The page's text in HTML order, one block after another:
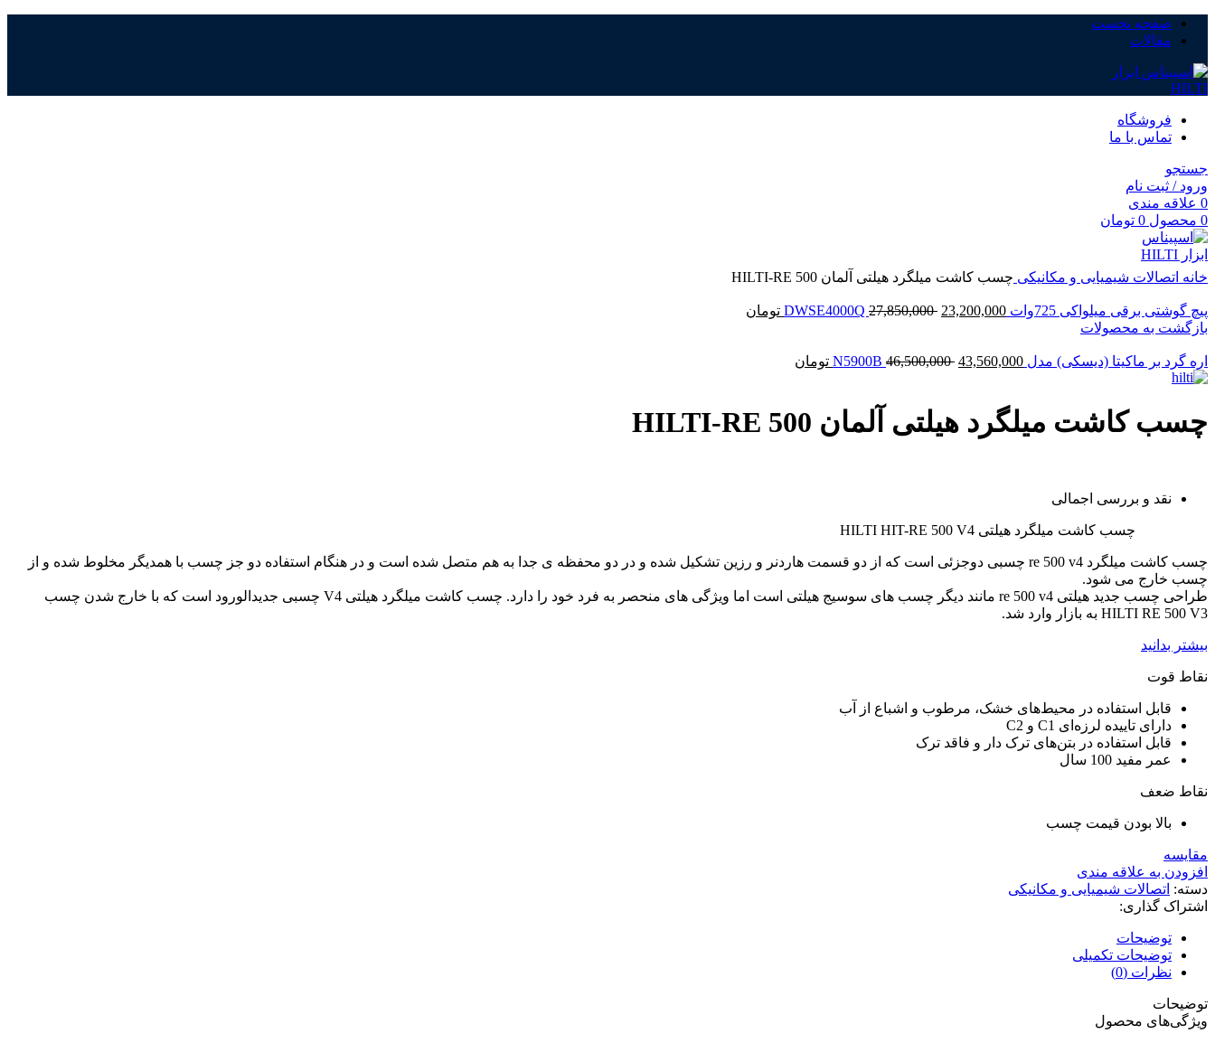
صفحه نخست
مقالات
فروشگاه
تماس با ما
جستجو
ورود / ثبت نام
0 علاقه مندی
0 محصول 0 تومان
بزرگنمایی تصویر
خانه اتصالات شیمیایی و مکانیکی چسب کاشت میلگرد هیلتی آلمان HILTI-RE 500
پیچ گوشتی برقی میلواکی 725وات DWSE4000Q 27,850,000 23,200,000
تومان
بازگشت به محصولات
اره گرد بر ماکیتا (دیسکی) مدل N5900B 46,500,000 43,560,000 تومان
چسب کاشت میلگرد هیلتی آلمان HILTI-RE 500
نقد و بررسی اجمالی
چسب کاشت میلگرد هیلتی HILTI HIT-RE 500 V4
چسب کاشت میلگرد re 500 v4 چسبی دوجزئی است که از دو قسمت هاردنر و رزین تشکیل شده و در دو محفظه ی جدا به هم متصل شده است و در هنگام استفاده دو جز چسب با همدیگر مخلوط شده و از
چسب خارج می شود.
طراحی چسب جدید هیلتی re 500 v4 مانند دیگر چسب های سوسیج هیلتی است اما ویژگی های منحصر به فرد خود را دارد. چسب کاشت میلگرد هیلتی V4 چسبی جدیدالورود است که با خارج شدن چسب
HILTI RE 500 V3 به بازار وارد شد.
بیشتر بدانید
نقاط قوت
قابل استفاده در محیط‌های خشک، مرطوب و اشباع از آب
دارای تاییده لرزه‌ای C1 و C2
قابل استفاده در بتن‌های ترک دار و فاقد ترک
عمر مفید 100 سال
نقاط ضعف
بالا بودن قیمت چسب
مقایسه
افزودن به علاقه مندی
دسته: اتصالات شیمیایی و مکانیکی
اشتراک گذاری:
توضیحات
توضیحات تکمیلی
نظرات (0)
توضیحات
ویژگی‌های محصول